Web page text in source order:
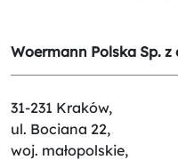
Woermann Polska Sp. z
31-231 Kraków,
ul. Bociana 22,
woj. małopolskie,